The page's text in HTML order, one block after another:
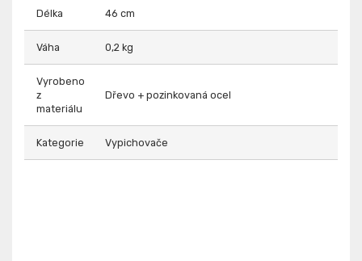
Délka 46 cm
Váha 0,2 kg
Vyrobeno
z
materiálu
Dřevo + pozinkovaná ocel
Kategorie Vypichovače